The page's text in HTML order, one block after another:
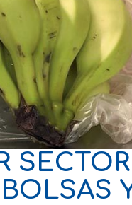
BOLSAS